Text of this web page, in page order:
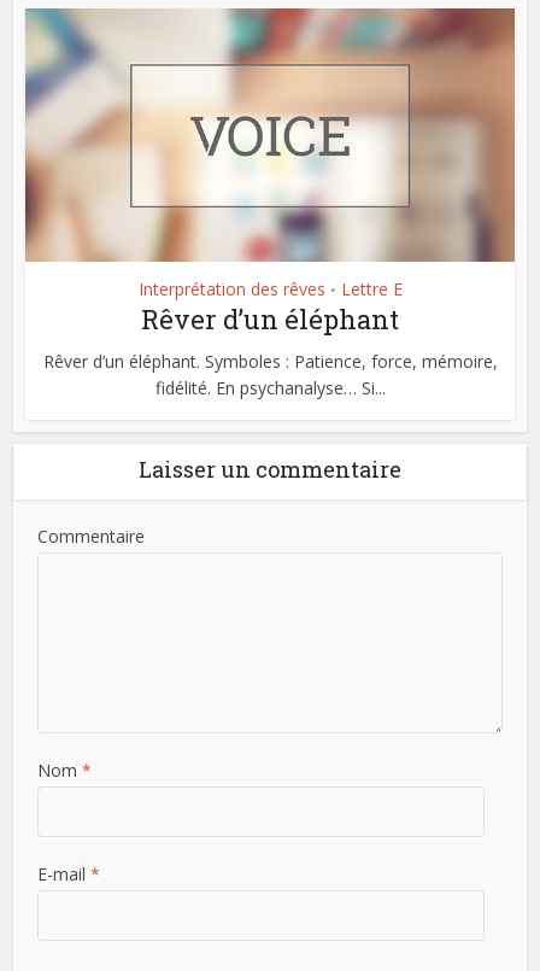
Interprétation des rêves • Lettre E
Rêver d’un éléphant
Rêver d’un éléphant. Symboles : Patience, force, mémoire,
fidélité. En psychanalyse… Si...
Laisser un commentaire
Commentaire
Nom*
E-mail*